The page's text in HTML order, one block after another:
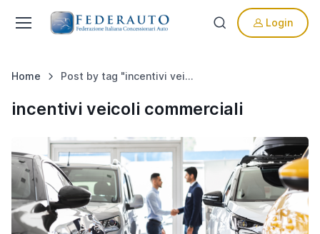
Login
Home Post by tag "incentivi veicoli commerciali"
incentivi veicoli commerciali